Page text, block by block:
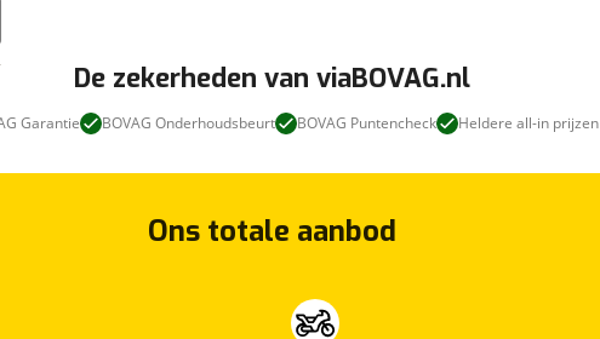
De zekerheden van viaBOVAG.nl
Garantie BOVAG Onderhoudsbeurt BOVAG Puntencheck Heldere all-in prijzen
Ons totale aanbod